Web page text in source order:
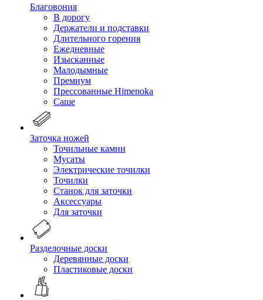
Благовония
В дорогу
Держатели и подставки
Длительного горения
Ежедневные
Изысканные
Малодымные
Премиум
Прессованные Himenoka
Саше
Заточка ножей
Точильные камни
Мусаты
Электрические точилки
Точилки
Станок для заточки
Аксессуары
Для заточки
Разделочные доски
Деревянные доски
Пластиковые доски